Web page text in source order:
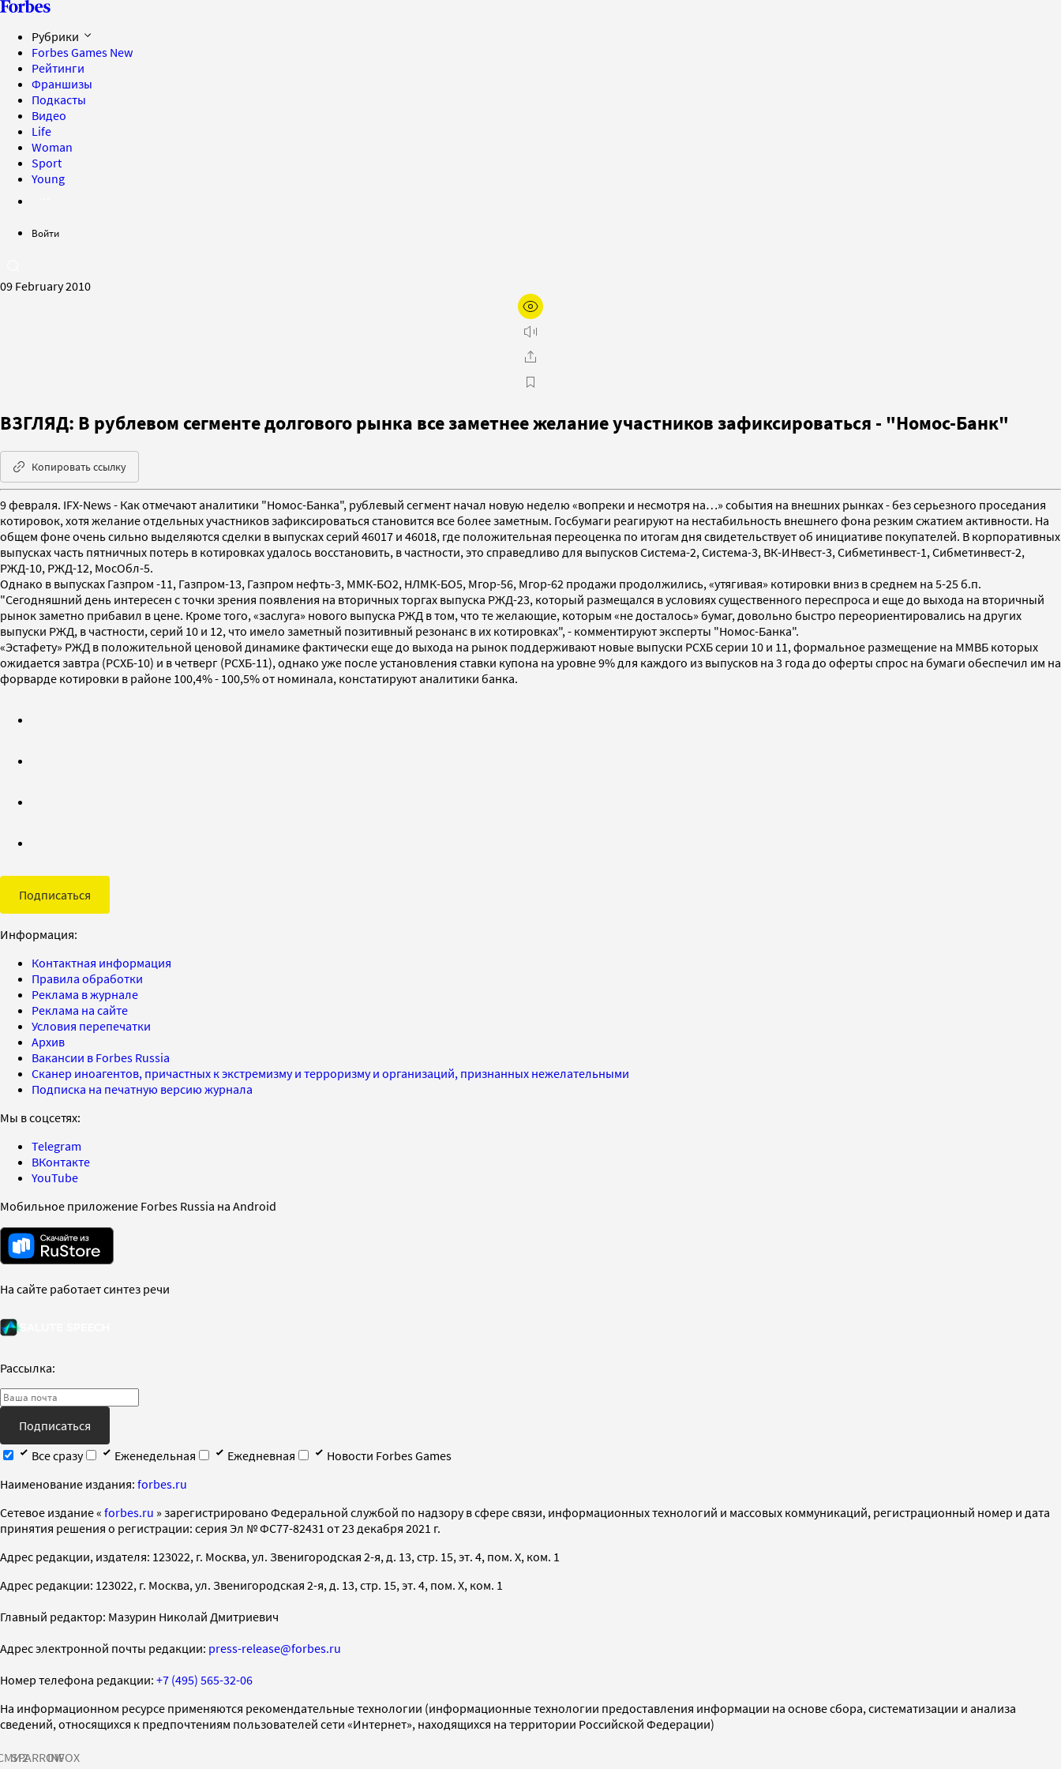
Рубрики
Forbes Games New
Рейтинги
Франшизы
Подкасты
Видео
Life
Woman
Sport
Young
Войти
09 February 2010
ВЗГЛЯД: В рублевом сегменте долгового рынка все заметнее желание участников зафиксироваться - "Номос-Банк"
Копировать ссылку
9 февраля. IFX-News - Как отмечают аналитики "Номос-Банка", рублевый сегмент начал новую неделю «вопреки и несмотря на…» события на внешних рынках - без серьезного проседания
котировок, хотя желание отдельных участников зафиксироваться становится все более заметным. Госбумаги реагируют на нестабильность внешнего фона резким сжатием активности. На
общем фоне очень сильно выделяются сделки в выпусках серий 46017 и 46018, где положительная переоценка по итогам дня свидетельствует об инициативе покупателей. В корпоративных
выпусках часть пятничных потерь в котировках удалось восстановить, в частности, это справедливо для выпусков Система-2, Система-3, ВК-ИНвест-3, Сибметинвест-1, Сибметинвест-2,
РЖД-10, РЖД-12, МосОбл-5.
Однако в выпусках Газпром -11, Газпром-13, Газпром нефть-3, ММК-БО2, НЛМК-БО5, Мгор-56, Мгор-62 продажи продолжились, «утягивая» котировки вниз в среднем на 5-25 б.п.
"Сегодняшний день интересен с точки зрения появления на вторичных торгах выпуска РЖД-23, который размещался в условиях существенного переспроса и еще до выхода на вторичный
рынок заметно прибавил в цене. Кроме того, «заслуга» нового выпуска РЖД в том, что те желающие, которым «не досталось» бумаг, довольно быстро переориентировались на других
выпуски РЖД, в частности, серий 10 и 12, что имело заметный позитивный резонанс в их котировках", - комментируют эксперты "Номос-Банка".
«Эстафету» РЖД в положительной ценовой динамике фактически еще до выхода на рынок поддерживают новые выпуски РСХБ серии 10 и 11, формальное размещение на ММВБ которых
ожидается завтра (РСХБ-10) и в четверг (РСХБ-11), однако уже после установления ставки купона на уровне 9% для каждого из выпусков на 3 года до оферты спрос на бумаги обеспечил им на
форварде котировки в районе 100,4% - 100,5% от номинала, констатируют аналитики банка.
Подписаться
Информация:
Контактная информация
Правила обработки
Реклама в журнале
Реклама на сайте
Условия перепечатки
Архив
Вакансии в Forbes Russia
Сканер иноагентов, причастных к экстремизму и терроризму и организаций, признанных нежелательными
Подписка на печатную версию журнала
Мы в соцсетях:
Telegram
ВКонтакте
YouTube
Мобильное приложение Forbes Russia на Android
На сайте работает синтез речи
Рассылка:
Подписаться
Все сразу
Еженедельная Ежедневная
Новости Forbes Games
Наименование издания: forbes.ru
Cетевое издание « forbes.ru » зарегистрировано Федеральной службой по надзору в сфере связи, информационных технологий и массовых коммуникаций, регистрационный номер и дата
принятия решения о регистрации: серия Эл № ФС77-82431 от 23 декабря 2021 г.
Адрес редакции, издателя: 123022, г. Москва, ул. Звенигородская 2-я, д. 13, стр. 15, эт. 4, пом. X, ком. 1
Адрес редакции: 123022, г. Москва, ул. Звенигородская 2-я, д. 13, стр. 15, эт. 4, пом. X, ком. 1
Главный редактор: Мазурин Николай Дмитриевич
Адрес электронной почты редакции: press-release@forbes.ru
Номер телефона редакции: +7 (495) 565-32-06
На информационном ресурсе применяются рекомендательные технологии (информационные технологии предоставления информации на основе сбора, систематизации и анализа
сведений, относящихся к предпочтениям пользователей сети «Интернет», находящихся на территории Российской Федерации)
SPARROWINFOX